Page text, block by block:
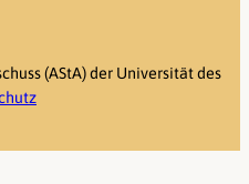
(AStA) der Universität des